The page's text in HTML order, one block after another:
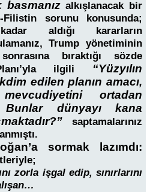
basmanızalkışlanacak bir
Filistin sorunu konusunda;
aldığı kararların
Trump yönetiminin
bıraktığı sözde
ilgili “Yüzyılın
edilen planın amacı,
ortadan
Bunlar dünyayı kana
saptamalarınız
sormak lazımdı:
zorla işgal edip, sınırlarını